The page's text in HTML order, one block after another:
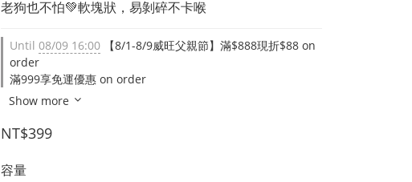
老狗也不怕💚軟塊狀，易剝碎不卡喉
Until 08/09 16:00 【8/1-8/9威旺父親節】滿$888現折$88 on
order
滿999享免運優惠 on order
Show more
NT$399
容量